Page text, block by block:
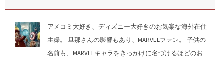
アメコミ大好き、ディズニー大好きのお気楽な海外在住
主婦。 旦那さんの影響もあり、MARVELファン。 子供の
名前も、MARVELキャラをきっかけに名づけるほどのお